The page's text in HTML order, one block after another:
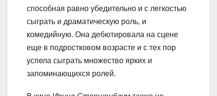
способная равно убедительно и с легкостью
сыграть и драматическую роль, и
комедийную. Она дебютировала на сцене
еще в подростковом возрасте и с тех пор
успела сыграть множество ярких и
запоминающихся ролей.